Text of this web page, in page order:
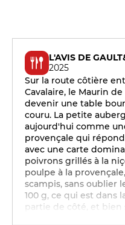
L'AVIS DE
2025
Sur la route côtière
Cavalaire, le Maurin
devenir une table
couru. La petite
aujourd'hui comme
provençale qui
avec une carte
poivrons grillés à la
poulpe à la
scampis, sans oublier
100 g, ce qui est dans
partie de côté, et bien